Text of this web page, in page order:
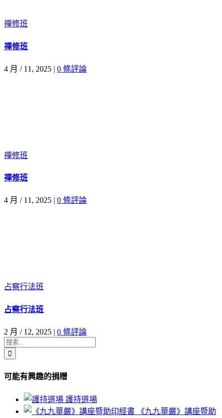
禪修班
禪修班
4 月 / 11, 2025 | 0 條評論
禪修班
禪修班
4 月 / 11, 2025 0 條評論
占察行法班
占察行法班
2 月 / 12, 2025 | 0 條評論
搜
索
果：
可能有興趣的捐贈
護持道場
《九九華嚴》講座暨助